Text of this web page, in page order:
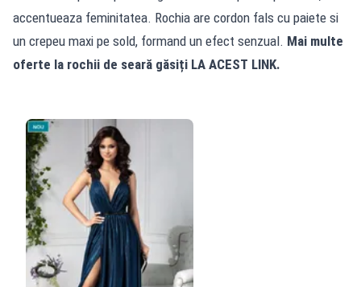
accentueaza feminitatea. Rochia are cordon fals cu paiete si
un crepeu maxi pe sold, formand un efect senzual. Mai multe
oferte la rochii de seară găsiți LA ACEST LINK.